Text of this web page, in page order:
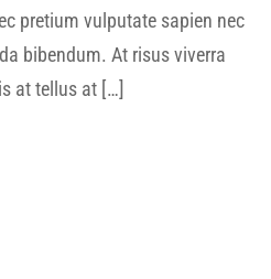
pretium vulputate sapien nec
bibendum. At risus viverra
at tellus at […]